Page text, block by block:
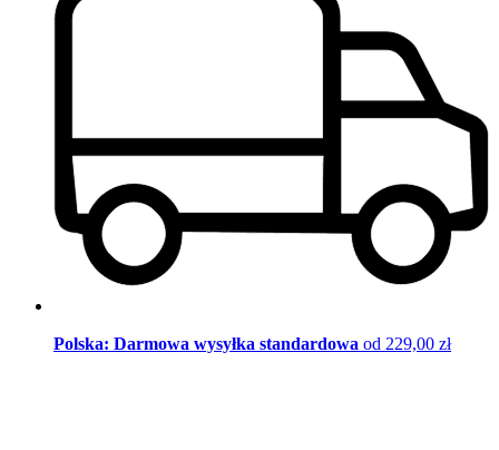
Polska: Darmowa wysyłka standardowa od 229,00 zł